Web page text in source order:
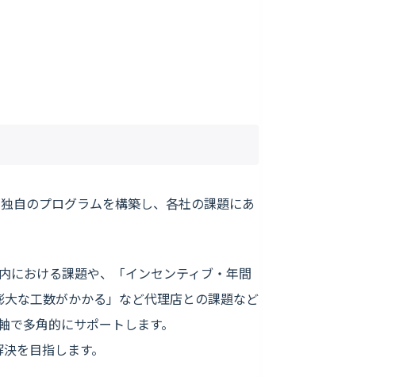
自のプログラムを構築し、各社の課題にあ
における課題や、「インセンティブ・年間
な工数がかかる」など代理店との課題など
多角的にサポートします。
を目指します。